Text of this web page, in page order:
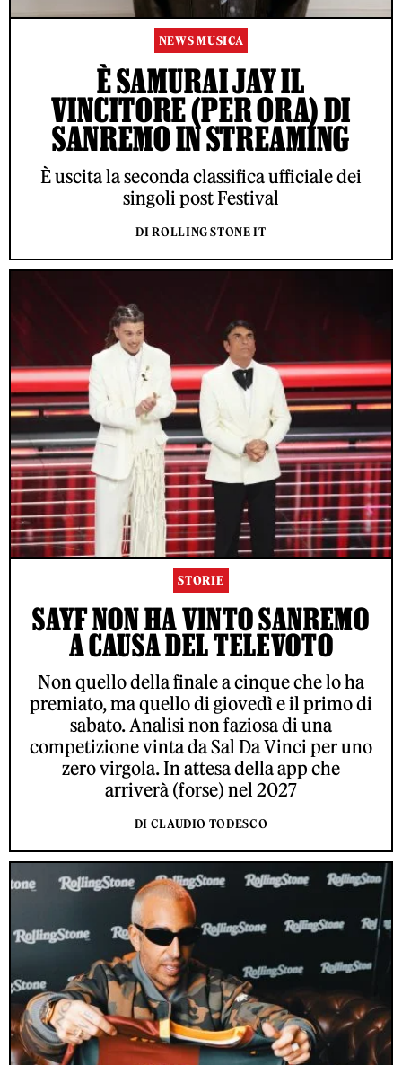
NEWS MUSICA
È SAMURAI JAY IL
VINCITORE (PER ORA) DI
SANREMO IN STREAMING
È uscita la seconda classifica ufficiale dei
singoli post Festival
DI ROLLING STONE IT
STORIE
SAYF NON HA VINTO SANREMO
A CAUSA DEL TELEVOTO
Non quello della finale a cinque che lo ha
premiato, ma quello di giovedì e il primo di
sabato. Analisi non faziosa di una
competizione vinta da Sal Da Vinci per uno
zero virgola. In attesa della app che
arriverà (forse) nel 2027
DI CLAUDIO TODESCO